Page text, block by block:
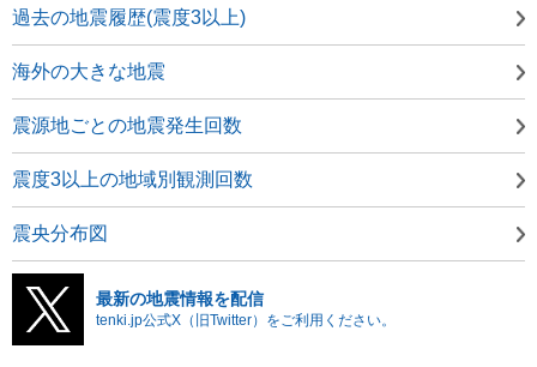
過去の地震履歴(震度3以上)
海外の大きな地震
震源地ごとの地震発生回数
震度3以上の地域別観測回数
震央分布図
最新の地震情報を配信
tenki.jp公式X（旧Twitter）をご利用ください。